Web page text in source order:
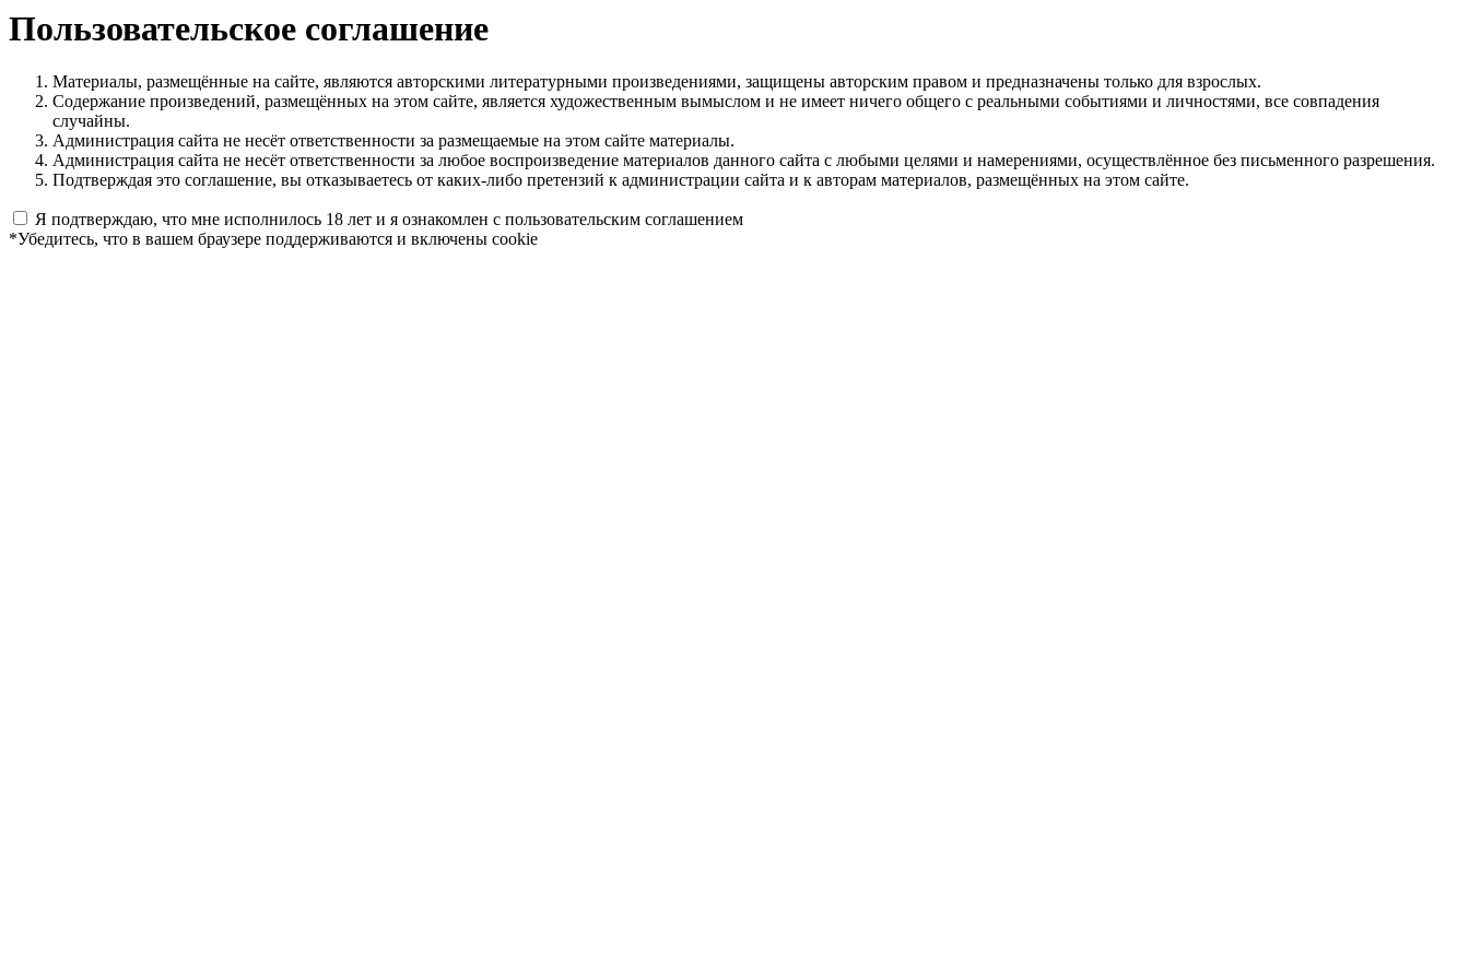
Пользовательское соглашение
Материалы, размещённые на сайте, являются авторскими литературными произведениями, защищены авторским правом и предназначены только для взрослых.
Содержание произведений, размещённых на этом сайте, является художественным вымыслом и не имеет ничего общего с реальными событиями и личностями, все совпадения
случайны.
Администрация сайта не несёт ответственности за размещаемые на этом сайте материалы.
Администрация сайта не несёт ответственности за любое воспроизведение материалов данного сайта с любыми целями и намерениями, осуществлённое без письменного разрешения.
Подтверждая это соглашение, вы отказываетесь от каких-либо претензий к администрации сайта и к авторам материалов, размещённых на этом сайте.
Я подтверждаю, что мне исполнилось 18 лет и я ознакомлен с пользовательским соглашением
*Убедитесь, что в вашем браузере поддерживаются и включены cookie